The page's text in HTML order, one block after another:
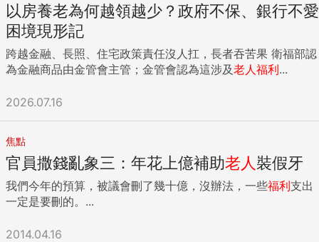
以房養老為何越領越少？政府不保、銀行不愛
困境現形記
跨越金融、長照、住宅政策責任沒人扛，長者吞苦果 衛福部認
為金融商品由金管會主管；金管會認為這涉及老人 福利...
2026.07.16
焦點
官員撒錢亂象三：年花上億補助老人 裝假牙
我們今年的預算，被議會刪了幾十億，沒辦法，一些福利支出
一定是要刪的。...
2014.04.16